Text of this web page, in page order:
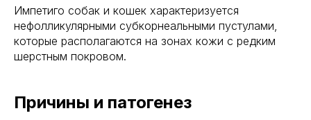
Импетиго собак и кошек характеризуется
нефолликулярными субкорнеальными пустулами,
которые располагаются на зонах кожи с редким
шерстным покровом.
Причины и патогенез